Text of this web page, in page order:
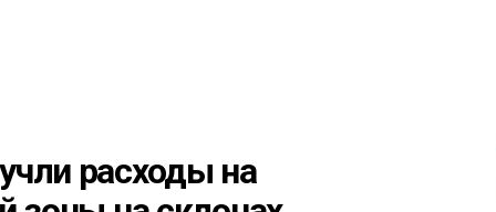
расходы на